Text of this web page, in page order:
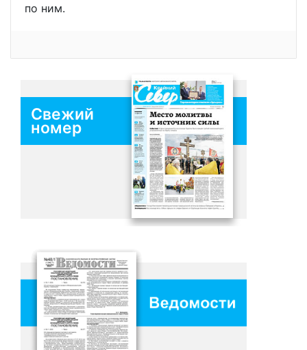
по ним.
Свежий
номер